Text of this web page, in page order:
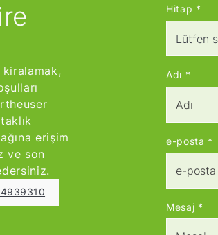
erişim
ve son
Hitap *
Adı *
e-posta *
Mesaj *